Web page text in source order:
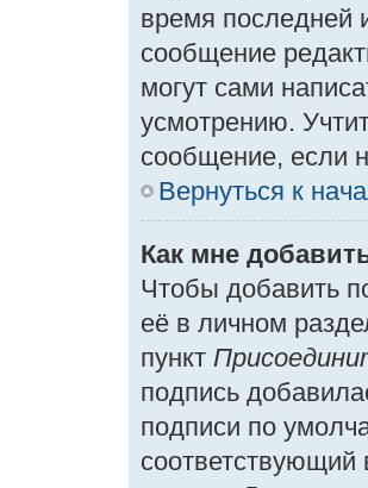
время последней
сообщение
могут сами
усмотрению.
сообщение, если
Вернуться к
Как мне
Чтобы добавить
её в личном
пункт
подпись
подписи по